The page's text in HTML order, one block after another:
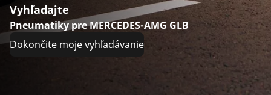
Vyhľadajte
Pneumatiky pre MERCEDES-AMG GLB
Dokončite moje vyhľadávanie